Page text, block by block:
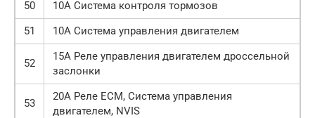
50
10А Система контроля тормозов
51
10А Система управления двигателем
52
15А Реле управления двигателем дроссельной
заслонки
53
20А Реле ECM, Система управления
двигателем, NVIS